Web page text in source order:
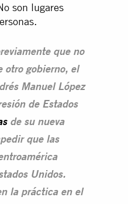
son lugares
que no
otro gobierno, el
Manuel López
de Estados
de su nueva
que las
Unidos.
la práctica en el